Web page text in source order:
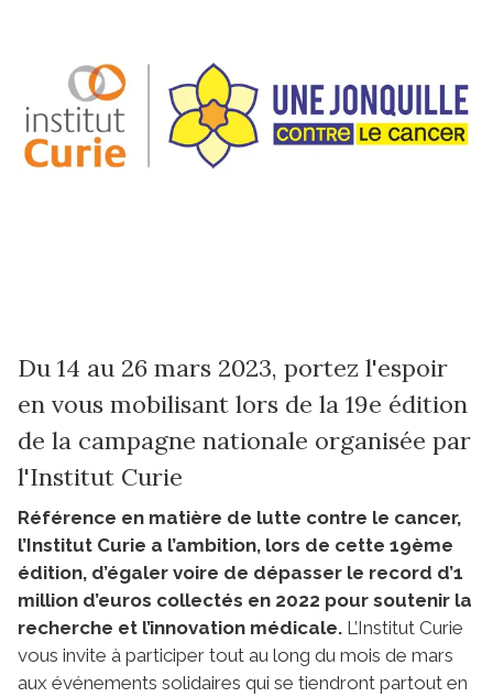
Du 14 au 26 mars 2023, portez l'espoir
en vous mobilisant lors de la 19e édition
de la campagne nationale organisée par
l'Institut Curie
Référence en matière de lutte contre le cancer,
l’Institut Curie a l’ambition, lors de cette 19ème
édition, d’égaler voire de dépasser le record d’1
million d’euros collectés en 2022 pour soutenir la
recherche et l’innovation médicale. L’Institut Curie
vous invite à participer tout au long du mois de mars
aux événements solidaires qui se tiendront partout en